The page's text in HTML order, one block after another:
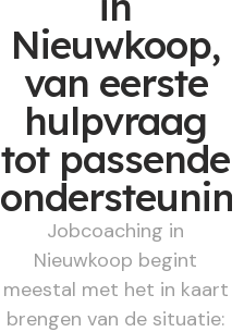
Nieuwkoop,
van eerste
hulpvraag
tot passende
Jobcoaching in
Nieuwkoop begint
meestal met het in kaart
brengen van de situatie: